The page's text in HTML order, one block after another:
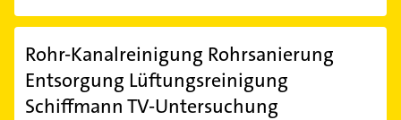
Rohr-Kanalreinigung Rohrsanierung
Entsorgung Lüftungsreinigung
Schiffmann TV-Untersuchung